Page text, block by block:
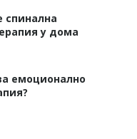
спинална
у дома
емоционално